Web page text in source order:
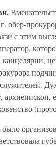
обер-
с этим